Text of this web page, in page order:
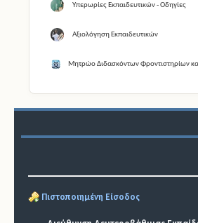
Υπερωρίες Εκπαιδευτικών - Οδηγίες
Αξιολόγηση Εκπαιδευτικών
Μητρώο Διδασκόντων Φροντιστηρίων
Πιστοποιημένη Είσοδος